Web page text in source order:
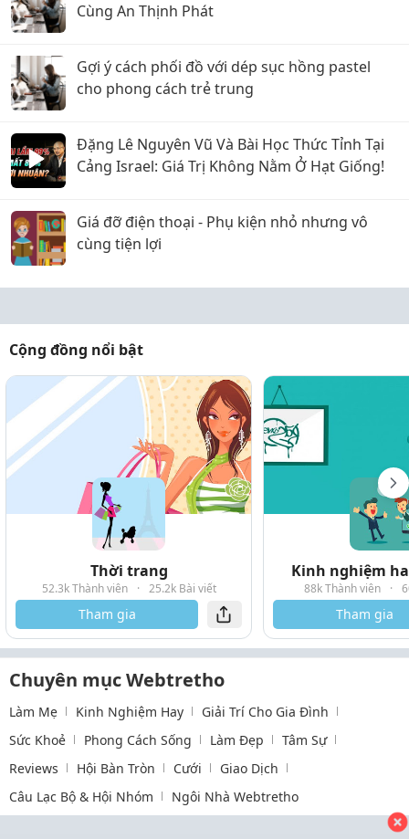
Cùng An Thịnh Phát
Gợi ý cách phối đồ với dép sục hồng pastel
cho phong cách trẻ trung
Đặng Lê Nguyên Vũ Và Bài Học Thức Tỉnh Tại
Cảng Israel: Giá Trị Không Nằm Ở Hạt Giống!
Giá đỡ điện thoại - Phụ kiện nhỏ nhưng vô
cùng tiện lợi
Cộng đồng nổi bật
Thời trang
52.3k Thành viên · 25.2k Bài viết
Tham gia
Kinh nghiệm
88k Thành viên ·
Tham gia
Chuyên mục Webtretho
Làm Mẹ Kinh Nghiệm Hay
Giải Trí Cho Gia Đình
Sức Khoẻ
Phong Cách Sống Làm Đẹp
Tâm Sự
Reviews
Hội Bàn Tròn Cưới
Giao Dịch
Câu Lạc Bộ & Hội Nhóm
Ngôi Nhà Webtretho